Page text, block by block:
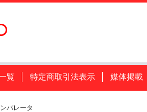
覧 特定商取引法表示 媒体掲載
パレータ